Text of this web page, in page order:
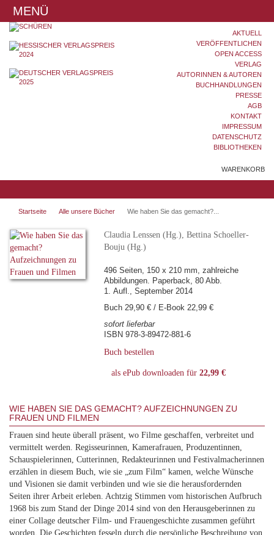
MENÜ
AKTUELL
VERÖFFENTLICHEN
OPEN ACCESS
VERLAG
AUTORINNEN & AUTOREN
BUCHHANDLUNGEN
PRESSE
AGB
KONTAKT
IMPRESSUM
DATENSCHUTZ
BIBLIOTHEKEN
WARENKORB
Startseite Alle unsere Bücher Wie haben Sie das gemacht?...
Claudia Lenssen (Hg.), Bettina Schoeller-
Bouju (Hg.)
496 Seiten, 150 x 210 mm, zahlreiche
Abbildungen. Paperback, 80 Abb.
1. Aufl., September 2014
Buch 29,90 € / E-Book 22,99 €
sofort lieferbar
ISBN 978-3-89472-881-6
Buch bestellen
als ePub downloaden für 22,99 €
WIE HABEN SIE DAS GEMACHT? AUFZEICHNUNGEN ZU
FRAUEN UND FILMEN
Frauen sind heute überall präsent, wo Filme geschaffen, verbreitet und
vermittelt werden. Regisseurinnen, Kamerafrauen, Produzentinnen,
Schauspielerinnen, Cutterinnen, Redakteurinnen und Festivalmacherinnen
erzählen in diesem Buch, wie sie „zum Film“ kamen, welche Wünsche
und Visionen sie damit verbinden und wie sie die herausfordernden
Seiten ihrer Arbeit erleben. Achtzig Stimmen vom historischen Aufbruch
1968 bis zum Stand der Dinge 2014 sind von den Herausgeberinnen zu
einer Collage deutscher Film- und Frauengeschichte zusammen geführt
worden. Die Geschichten fesseln durch die persönliche Beschreibung von